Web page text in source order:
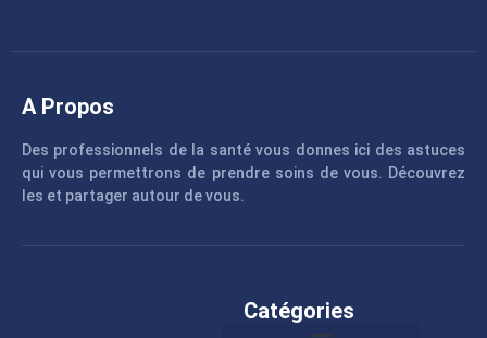
A Propos
Des professionnels de la santé vous donnes ici des astuces
qui vous permettrons de prendre soins de vous. Découvrez
les et partager autour de vous.
Catégories